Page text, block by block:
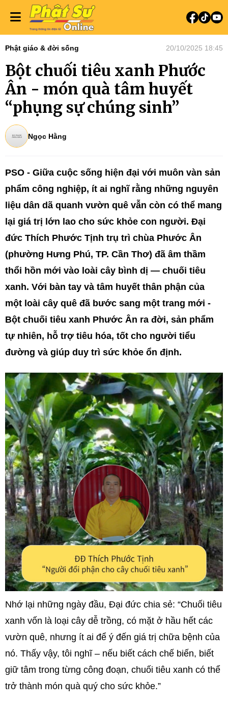
Phật giáo & đời sống 20/10/2025 18:45
Bột chuối tiêu xanh Phước
Ân - món quà tâm huyết
“phụng sự chúng sinh”
Ngọc Hằng
PSO - Giữa cuộc sống hiện đại với muôn vàn sản
phẩm công nghiệp, ít ai nghĩ rằng những nguyên
liệu dân dã quanh vườn quê vẫn còn có thể mang
lại giá trị lớn lao cho sức khỏe con người. Đại
đức Thích Phước Tịnh trụ trì chùa Phước Ân
(phường Hưng Phú, TP. Cần Thơ) đã âm thầm
thổi hồn mới vào loài cây bình dị — chuối tiêu
xanh. Với bàn tay và tâm huyết thân phận của
một loài cây quê đã bước sang một trang mới -
Bột chuối tiêu xanh Phước Ân ra đời, sản phẩm
tự nhiên, hỗ trợ tiêu hóa, tốt cho người tiểu
đường và giúp duy trì sức khỏe ổn định.
Nhớ lại những ngày đầu, Đại đức chia sẻ: “Chuối tiêu
xanh vốn là loại cây dễ trồng, có mặt ở hầu hết các
vườn quê, nhưng ít ai để ý đến giá trị chữa bệnh của
nó. Thấy vậy, tôi nghĩ – nếu biết cách chế biến, biết
giữ tâm trong từng công đoạn, chuối tiêu xanh có thể
trở thành món quà quý cho sức khỏe.”